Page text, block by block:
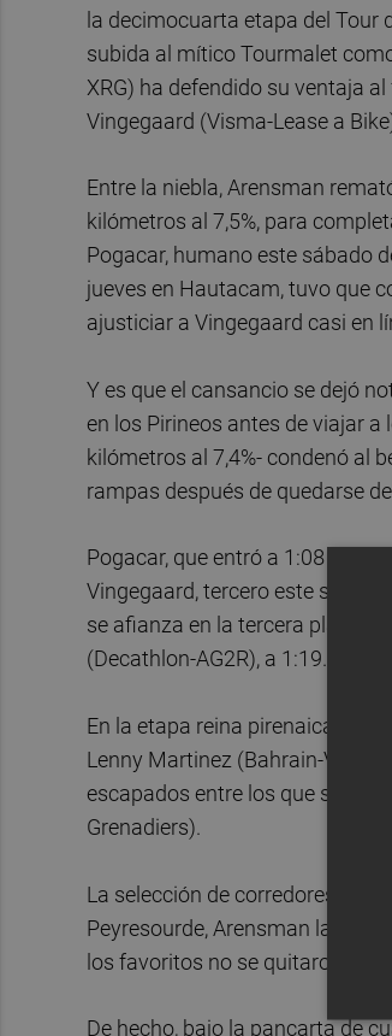
la decimocuarta etapa del Tour
subida al mítico Tourmalet
XRG) ha defendido su ventaja
Vingegaard (Visma-Lease a
Entre la niebla, Arensman
kilómetros al 7,5%, para
Pogacar, humano este sábado
jueves en Hautacam, tuvo que
ajusticiar a Vingegaard casi en
Y es que el cansancio se dejó
en los Pirineos antes de viajar
kilómetros al 7,4%- condenó al
rampas después de quedarse
Pogacar, que entró a 1:08 de
Vingegaard, tercero este
se afianza en la tercera plaza (a
(Decathlon-AG2R), a 1:19.
En la etapa reina pirenaica, no
Lenny Martinez (Bahrain-
escapados entre los que se
Grenadiers).
La selección de corredores se
Peyresourde, Arensman lanzó
los favoritos no se quitaron ojo,
De hecho, bajo la pancarta de